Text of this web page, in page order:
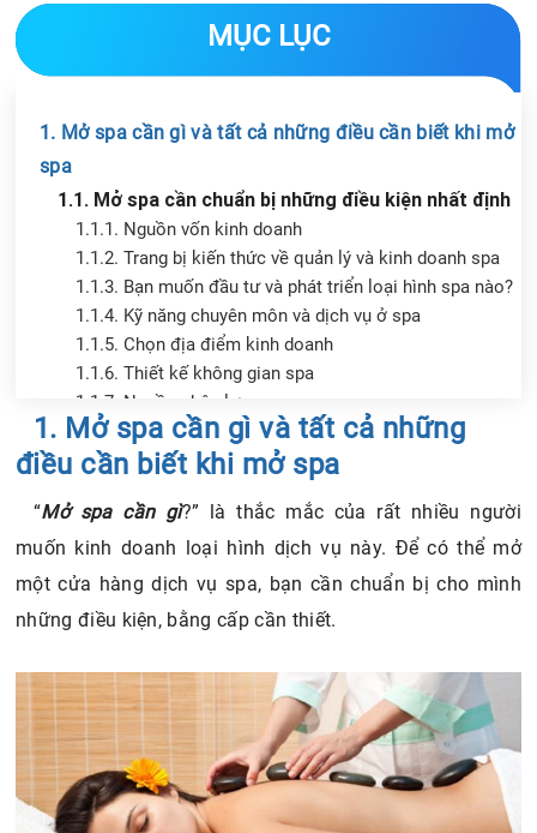
MỤC LỤC
1. Mở spa cần gì và tất cả những điều cần biết khi mở
spa
1.1. Mở spa cần chuẩn bị những điều kiện nhất định
1.1.1. Nguồn vốn kinh doanh
1.1.2. Trang bị kiến thức về quản lý và kinh doanh spa
1.1.3. Bạn muốn đầu tư và phát triển loại hình spa nào?
1.1.4. Kỹ năng chuyên môn và dịch vụ ở spa
1.1.5. Chọn địa điểm kinh doanh
1.1.6. Thiết kế không gian spa
1.1.7. Nguồn nhân lực
1.2. Mở spa cần chuẩn bị những điều cơ bản
1.3. Mở spa cần giấy phép nhất định
2. Làm thế nào để quản lý spa tốt khi mới kinh doanh?
Chia sẻ tin với bạn bè
1. Mở spa cần gì và tất cả những
điều cần biết khi mở spa
“Mở spa cần gì?” là thắc mắc của rất nhiều người
muốn kinh doanh loại hình dịch vụ này. Để có thể mở
một cửa hàng dịch vụ spa, bạn cần chuẩn bị cho mình
những điều kiện, bằng cấp cần thiết.